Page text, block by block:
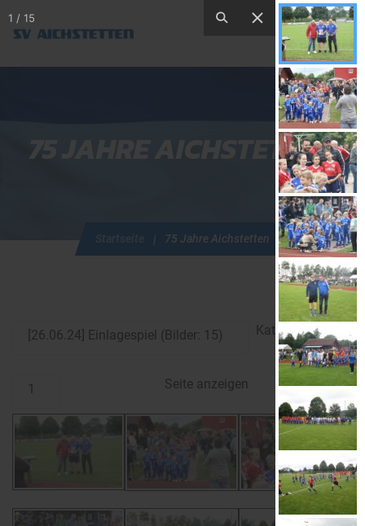
75 JAHRE AICHSTETTEN
75 Jahre Aichstetten
Katalog
[26.06.24] Einlagespiel (Bilder: 15) wählen
Seite
1 anzeigen
1 / 15